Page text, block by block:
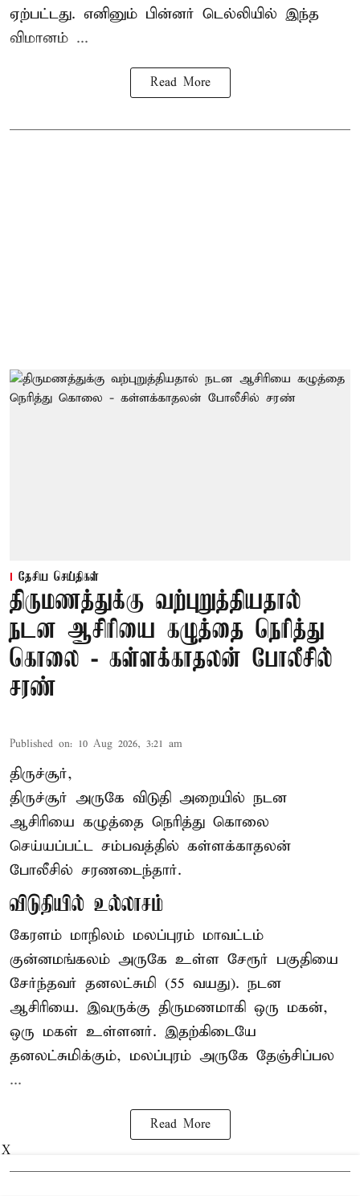
ஏற்பட்டது. எனினும் பின்னர் டெல்லியில் இந்த
விமானம் ...
Read More
தேசிய செய்திகள்
திருமணத்துக்கு வற்புறுத்தியதால்
நடன ஆசிரியை கழுத்தை நெரித்து
கொலை - கள்ளக்காதலன் போலீசில்
சரண்
Published on: 10 Aug 2026, 3:21 am
திருச்சூர்,
திருச்சூர் அருகே விடுதி அறையில் நடன
ஆசிரியை கழுத்தை நெரித்து கொலை
செய்யப்பட்ட சம்பவத்தில் கள்ளக்காதலன்
போலீசில் சரணடைந்தார்.
விடுதியில் உல்லாசம்
கேரளம் மாநிலம் மலப்புரம் மாவட்டம்
குன்னமங்கலம் அருகே உள்ள சேரூர் பகுதியை
சேர்ந்தவர் தனலட்சுமி (55 வயது). நடன
ஆசிரியை. இவருக்கு திருமணமாகி ஒரு மகன்,
ஒரு மகள் உள்ளனர். இதற்கிடையே
தனலட்சுமிக்கும், மலப்புரம் அருகே தேஞ்சிப்பல
...
Read More
X